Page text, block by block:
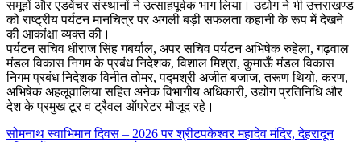
समूहों और एडवेंचर संस्थानों ने उत्साहपूर्वक भाग लिया। उद्योग ने भी उत्तराखण्ड
को राष्ट्रीय पर्यटन मानचित्र पर अगली बड़ी सफलता कहानी के रूप में देखने
की आकांक्षा व्यक्त की।
पर्यटन सचिव धीराज सिंह गबर्याल, अपर सचिव पर्यटन अभिषेक रुहेला, गढ़वाल
मंडल विकास निगम के प्रबंध निदेशक, विशाल मिश्रा, कुमाऊँ मंडल विकास
निगम प्रबंध निदेशक विनीत तोमर, पद्मश्री अजीत बजाज, तरूण थियो, करण,
अभिषेक अहलूवालिया सहित अनेक विभागीय अधिकारी, उद्योग प्रतिनिधि और
देश के प्रमुख टूर व ट्रैवल ऑपरेटर मौजूद रहे।
Post
सोमनाथ स्वाभिमान दिवस – 2026 पर श्रीटपकेश्वर महादेव मंदिर, देहरादून